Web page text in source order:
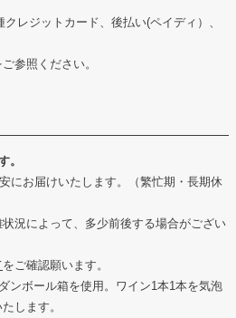
レジットカード、後払い(ペイディ）、
ご参照ください。
。
にお届けいたします。（繁忙期・長期休
況によって、多少前後する場合がござい
をご確認願います。
ンボール箱を使用。ワイン1本1本を気泡
します。